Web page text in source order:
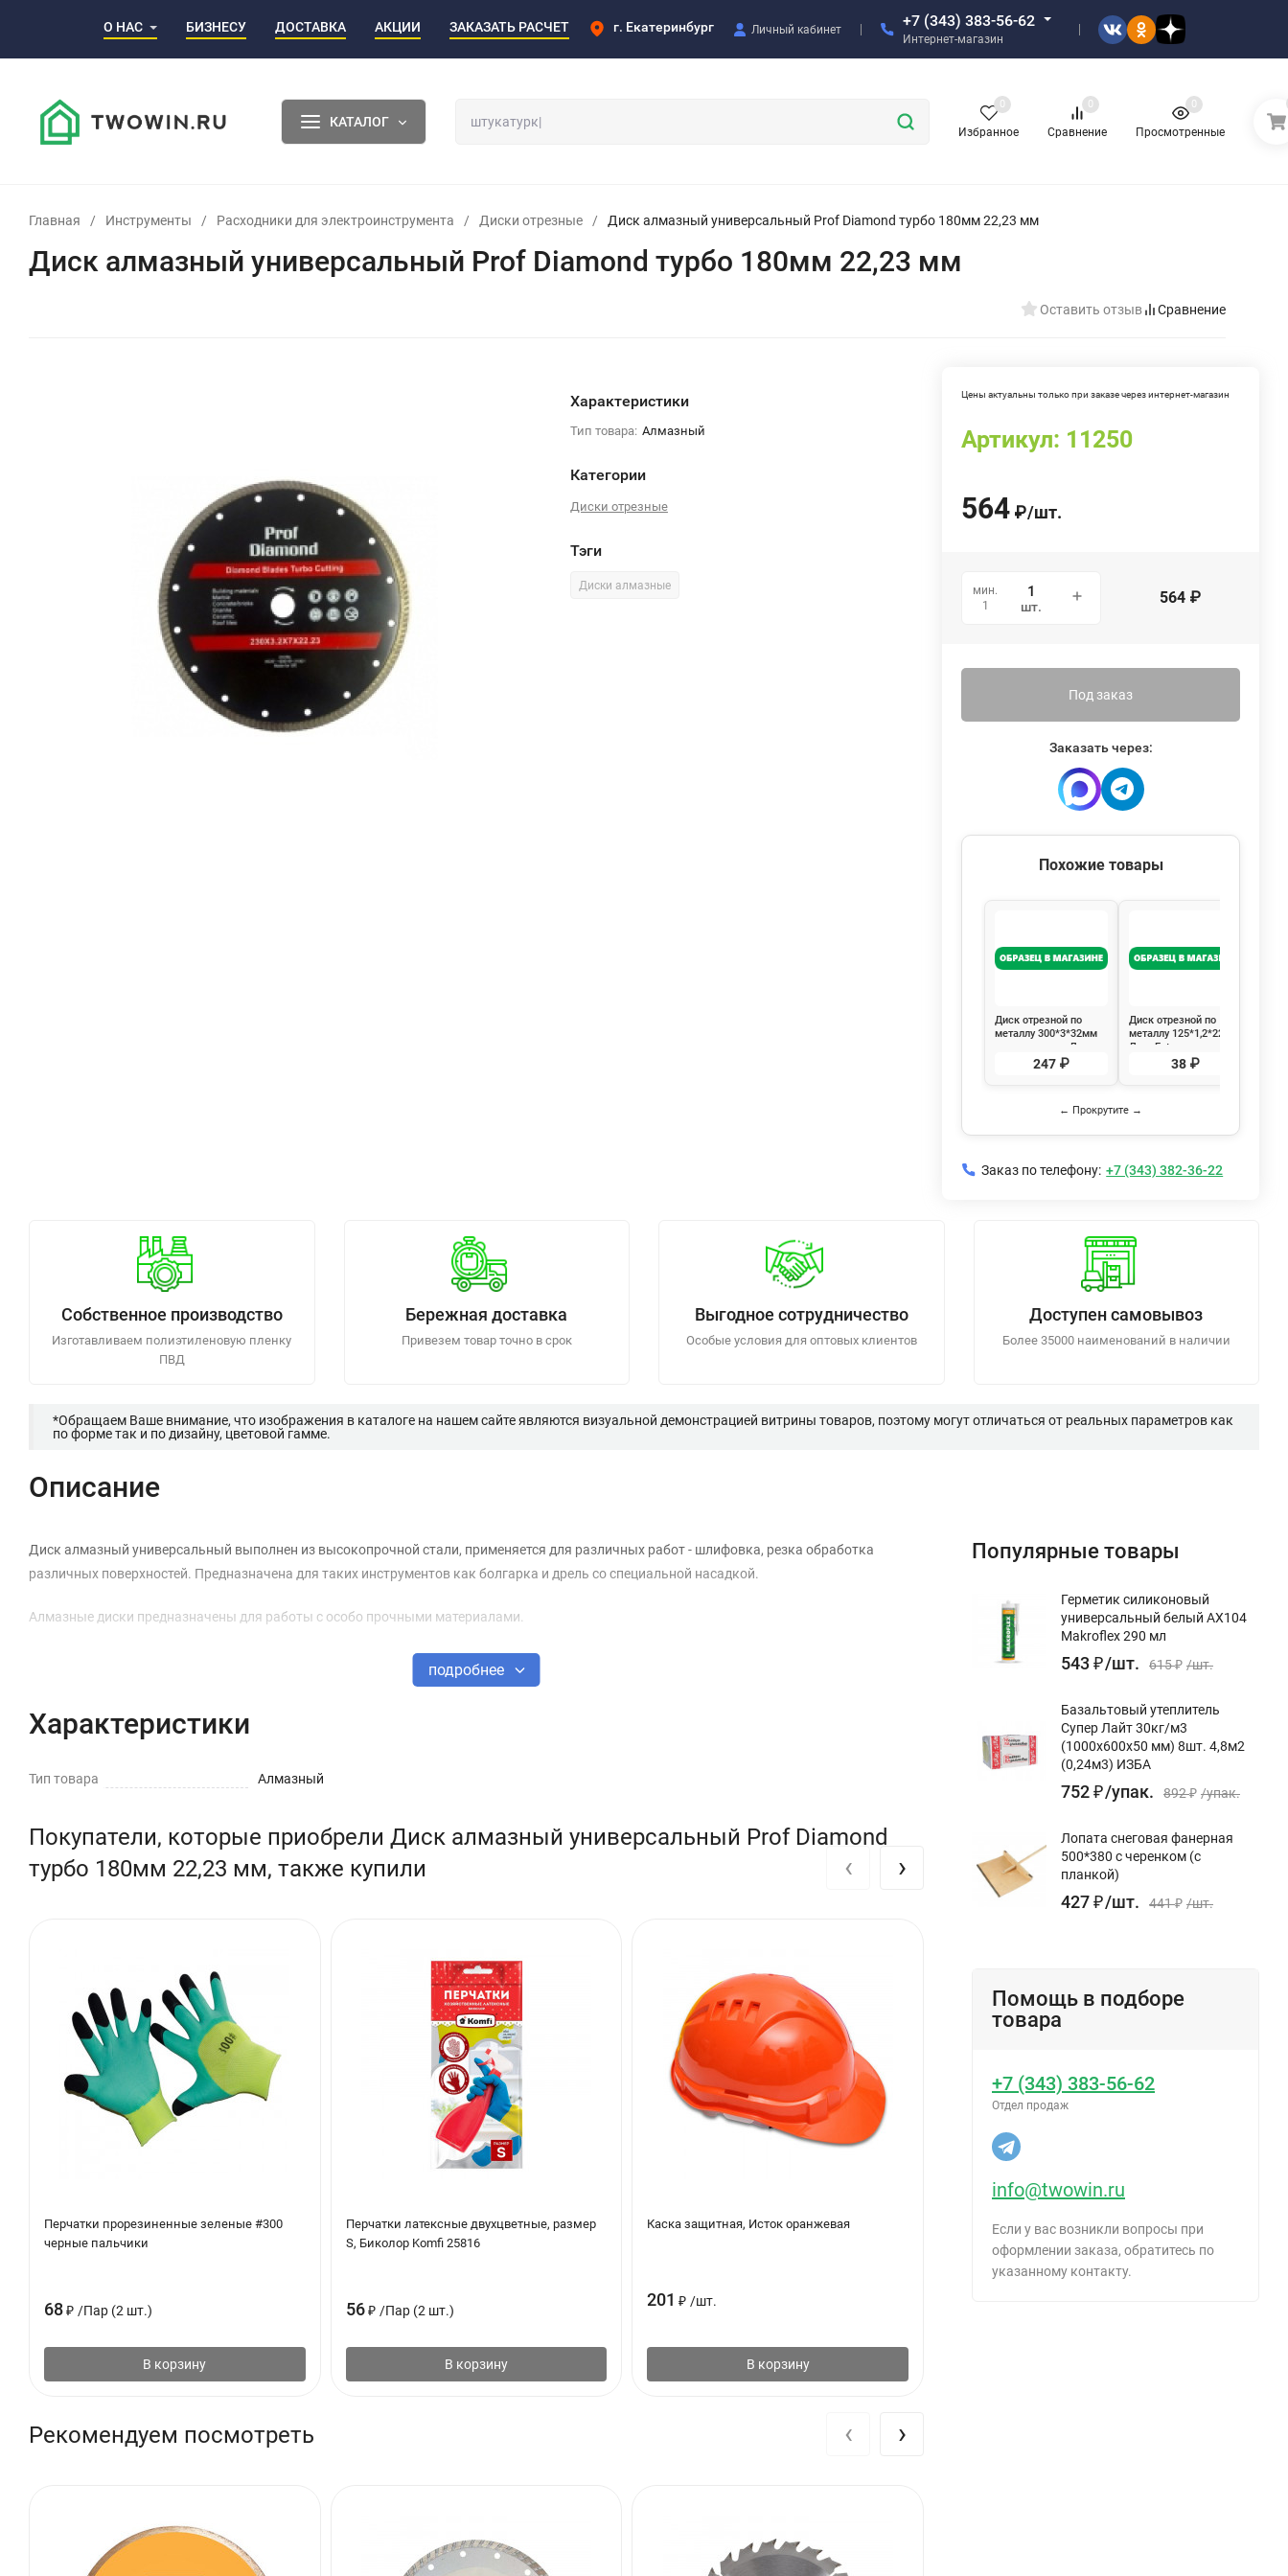
О НАС БИЗНЕСУ ДОСТАВКА АКЦИИ ЗАКАЗАТЬ РАСЧЕТ г. Екатеринбург Личный кабинет +7 (343) 383-56-62
Интернет-магазин
КАТАЛОГ
Избранное
0
Сравнение
0
Просмотренные
0
Главная / Инструменты / Расходники для электроинструмента / Диски отрезные / Диск алмазный универсальный Prof Diamond турбо 180мм 22,23 мм
Диск алмазный универсальный Prof Diamond турбо 180мм 22,23 мм
Оставить отзыв Сравнение
Характеристики
Тип товара: Алмазный
Категории
Диски отрезные
Тэги
Диски алмазные
Цены актуальны только при заказе через интернет-магазин
Артикул: 11250
564 ₽/шт.
мин.
1
шт. 564 ₽
Под заказ
Заказать через:
Похожие товары
Диск отрезной по
металлу 300*3*32мм
двоиная сетка Луга
247 ₽
Диск отрезной по
металлу 125*1,2*22мм
Луга Extra
38 ₽
← Прокрутите →
Заказ по телефону: +7 (343) 382-36-22
Собственное производство
Изготавливаем полиэтиленовую пленку
ПВД
Бережная доставка
Привезем товар точно в срок
Выгодное сотрудничество
Особые условия для оптовых клиентов
Доступен самовывоз
Более 35000 наименований в наличии
*Обращаем Ваше внимание, что изображения в каталоге на нашем сайте являются визуальной демонстрацией витрины товаров, поэтому могут отличаться от реальных параметров как
по форме так и по дизайну, цветовой гамме.
Описание
Диск алмазный универсальный выполнен из высокопрочной стали, применяется для различных работ - шлифовка, резка обработка
различных поверхностей. Предназначена для таких инструментов как болгарка и дрель со специальной насадкой.
Алмазные диски предназначены для работы с особо прочными материалами.
подробнее
Характеристики
Тип товара Алмазный
Покупатели, которые приобрели Диск алмазный универсальный Prof Diamond
турбо 180мм 22,23 мм, также купили
Перчатки прорезиненные зеленые #300
черные пальчики
68₽ /Пар (2 шт.)
В корзину
Перчатки латексные двухцветные, размер
S, Биколор Komfi 25816
56 ₽ /Пар (2 шт.)
В корзину
Каска защитная, Исток оранжевая
201 ₽ /шт.
В корзину
Перчатки латексные с х/б напылением
"Для деликатной уборки", размер S, Komfi
‹ ›
Рекомендуем посмотреть ‹ ›
Популярные товары
Герметик силиконовый
универсальный белый AX104
Makroflex 290 мл
543₽/шт. 615₽ /шт.
Базальтовый утеплитель
Супер Лайт 30кг/м3
(1000х600х50 мм) 8шт. 4,8м2
(0,24м3) ИЗБА
752₽/упак. 892₽ /упак.
Лопата снеговая фанерная
500*380 с черенком (с
планкой)
427₽/шт. 441₽ /шт.
Помощь в подборе
товара
+7 (343) 383-56-62
Отдел продаж
info@twowin.ru
Если у вас возникли вопросы при
оформлении заказа, обратитесь по
указанному контакту.